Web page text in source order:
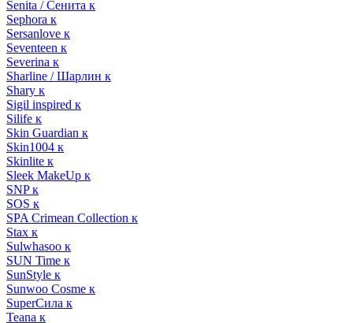
Senita / Сенита к
Sephora к
Sersanlove к
Seventeen к
Severina к
Sharline / Шарлин к
Shary к
Sigil inspired к
Silife к
Skin Guardian к
Skin1004 к
Skinlite к
Sleek MakeUp к
SNP к
SOS к
SPA Crimean Collection к
Stax к
Sulwhasoo к
SUN Time к
SunStyle к
Sunwoo Cosme к
SuperСила к
Teana к